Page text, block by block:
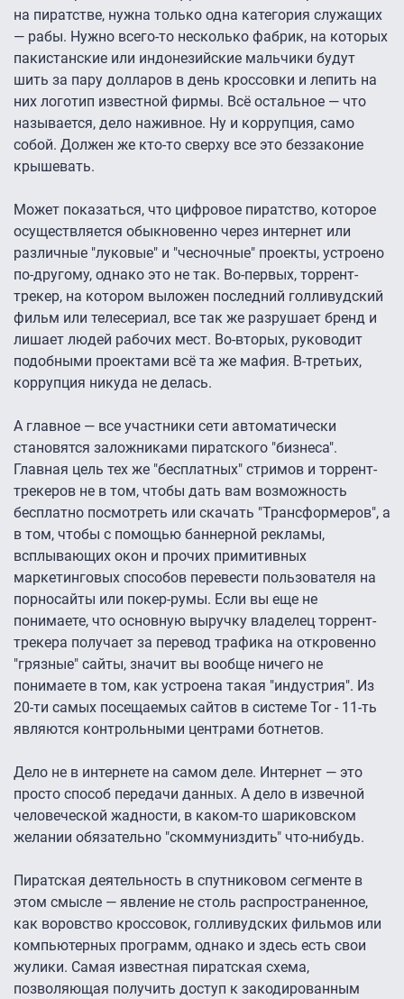
на пиратстве, нужна только одна категория служащих
— рабы. Нужно всего-то несколько фабрик, на которых
пакистанские или индонезийские мальчики будут
шить за пару долларов в день кроссовки и лепить на
них логотип известной фирмы. Всё остальное — что
называется, дело наживное. Ну и коррупция, само
собой. Должен же кто-то сверху все это беззаконие
крышевать.
Может показаться, что цифровое пиратство, которое
осуществляется обыкновенно через интернет или
различные "луковые" и "чесночные" проекты, устроено
по-другому, однако это не так. Во-первых, торрент-
трекер, на котором выложен последний голливудский
фильм или телесериал, все так же разрушает бренд и
лишает людей рабочих мест. Во-вторых, руководит
подобными проектами всё та же мафия. В-третьих,
коррупция никуда не делась.
А главное — все участники сети автоматически
становятся заложниками пиратского "бизнеса".
Главная цель тех же "бесплатных" стримов и торрент-
трекеров не в том, чтобы дать вам возможность
бесплатно посмотреть или скачать "Трансформеров", а
в том, чтобы с помощью баннерной рекламы,
всплывающих окон и прочих примитивных
маркетинговых способов перевести пользователя на
порносайты или покер-румы. Если вы еще не
понимаете, что основную выручку владелец торрент-
трекера получает за перевод трафика на откровенно
"грязные" сайты, значит вы вообще ничего не
понимаете в том, как устроена такая "индустрия". Из
20-ти самых посещаемых сайтов в системе Tor - 11-ть
являются контрольными центрами ботнетов.
Дело не в интернете на самом деле. Интернет — это
просто способ передачи данных. А дело в извечной
человеческой жадности, в каком-то шариковском
желании обязательно "скоммуниздить" что-нибудь.
Пиратская деятельность в спутниковом сегменте в
этом смысле — явление не столь распространенное,
как воровство кроссовок, голливудских фильмов или
компьютерных программ, однако и здесь есть свои
жулики. Самая известная пиратская схема,
позволяющая получить доступ к закодированным